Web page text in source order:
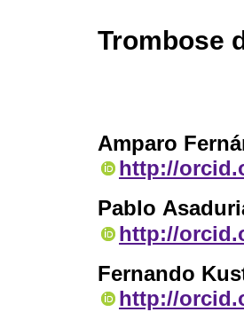
Trombose
Amparo
http://
Pablo
http://
Fernando
http://